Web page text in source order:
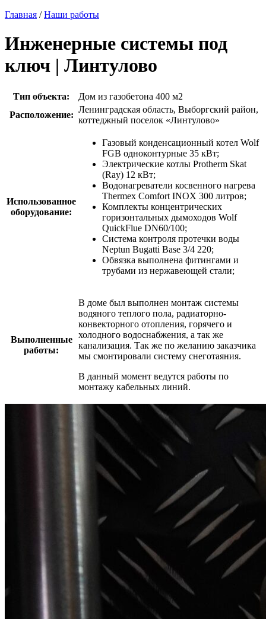
Главная /Наши работы
Инженерные системы под
ключ | Линтулово
Тип объекта:
Дом из газобетона 400 м2
Расположение:
Ленинградская область, Выборгский район,
коттеджный поселок «Линтулово»
Использованное
оборудование:
Газовый конденсационный котел Wolf
FGB одноконтурные 35 кВт;
Электрические котлы Protherm Skat
(Ray) 12 кВт;
Водонагреватели косвенного нагрева
Thermex Comfort INOX 300 литров;
Комплекты концентрических
горизонтальных дымоходов Wolf
QuickFlue DN60/100;
Система контроля протечки воды
Neptun Bugatti Base 3/4 220;
Обвязка выполнена фитингами и
трубами из нержавеющей стали;
Выполненные
работы:
В доме был выполнен монтаж системы
водяного теплого пола, радиаторно-
конвекторного отопления, горячего и
холодного водоснабжения, а так же
канализация. Так же по желанию заказчика
мы смонтировали систему снеготаяния.
В данный момент ведутся работы по
монтажу кабельных линий.